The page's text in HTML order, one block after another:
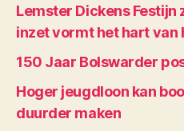
Lemster Dickens Festijn
inzet vormt het hart van
150 Jaar Bolswarder
Hoger jeugdloon kan
duurder maken